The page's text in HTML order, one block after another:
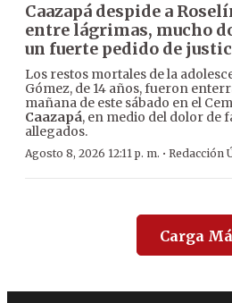
Caazapá despide a
entre lágrimas, mucho
un fuerte pedido de
Los restos mortales de la
Gómez, de 14 años, fueron
mañana de este sábado en el
Caazapá, en medio del dolor de
allegados.
Agosto 8, 2026 12:11 p. m. · Redacción
Carga